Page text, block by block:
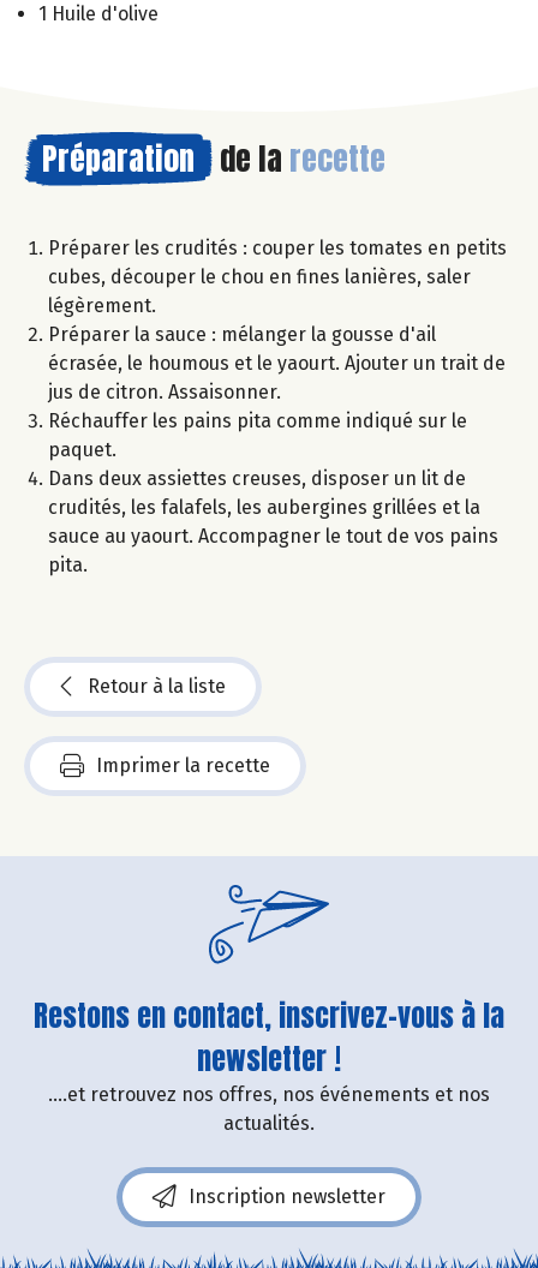
1 Huile d'olive
Préparation de la recette
Préparer les crudités : couper les tomates en petits
cubes, découper le chou en fines lanières, saler
légèrement.
Préparer la sauce : mélanger la gousse d'ail
écrasée, le houmous et le yaourt. Ajouter un trait de
jus de citron. Assaisonner.
Réchauffer les pains pita comme indiqué sur le
paquet.
Dans deux assiettes creuses, disposer un lit de
crudités, les falafels, les aubergines grillées et la
sauce au yaourt. Accompagner le tout de vos pains
pita.
Retour à la liste
Imprimer la recette
Restons en contact, inscrivez-vous à la
newsletter !
....et retrouvez nos offres, nos événements et nos
actualités.
Inscription newsletter